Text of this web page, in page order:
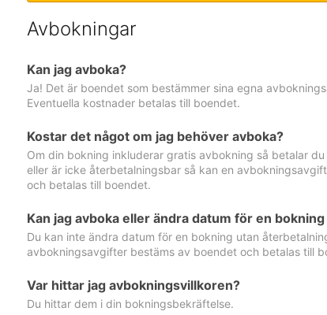
Avbokningar
Kan jag avboka?
Ja! Det är boendet som bestämmer sina egna
Eventuella kostnader betalas till boendet.
Kostar det något om jag behöver avboka?
Om din bokning inkluderar gratis avbokning så betalar
eller är icke återbetalningsbar så kan en
och betalas till boendet.
Kan jag avboka eller ändra datum för en
Du kan inte ändra datum för en bokning utan
avbokningsavgifter bestäms av boendet och betalas till
Var hittar jag avbokningsvillkoren?
Du hittar dem i din bokningsbekräftelse.